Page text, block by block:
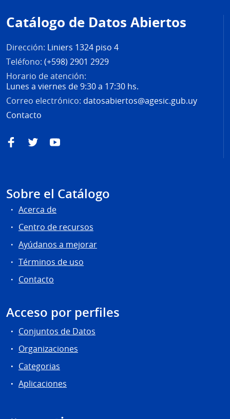
de
página
Catálogo de Datos Abiertos
Dirección: Liniers 1324 piso 4
Teléfono: (+598) 2901 2929
Horario de atención:
Lunes a viernes de 9:30 a 17:30 hs.
Correo electrónico: datosabiertos@agesic.gub.uy
Contacto
FacebookTwitterYouTube
Sobre el Catálogo
Acerca de
Centro de recursos
Ayúdanos a mejorar
Términos de uso
Contacto
Acceso por perfiles
Conjuntos de Datos
Organizaciones
Categorias
Aplicaciones